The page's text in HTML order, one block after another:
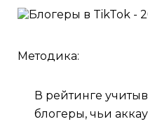
Методика:
В рейтинге
блогеры, чьи